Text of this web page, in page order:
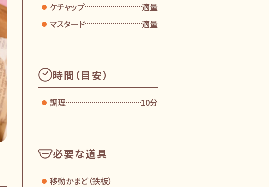
ホーム
私たちの思い
移動かまどについて
５つの特長
価格表（仕様比較表）
炊き出しレシピ
お役立ち情報
ケチャップ
適量
マスタード
適量
時間（目安）
調理 10分
必要な道具
移動かまど（鉄板）